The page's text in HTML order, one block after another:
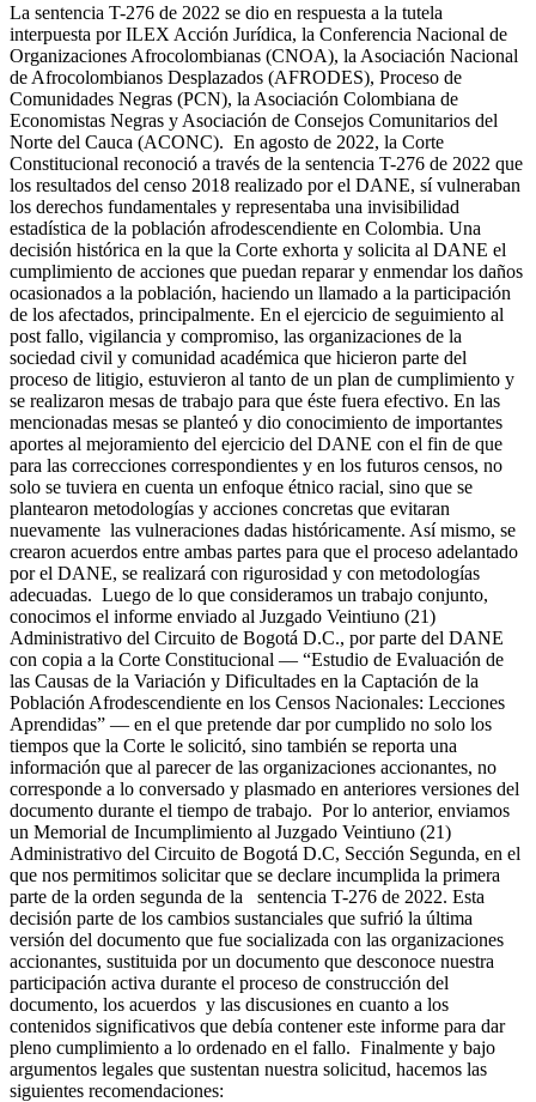
La sentencia T-276 de 2022 se dio en respuesta a la tutela
interpuesta por ILEX Acción Jurídica, la Conferencia Nacional de
Organizaciones Afrocolombianas (CNOA), la Asociación Nacional
de Afrocolombianos Desplazados (AFRODES), Proceso de
Comunidades Negras (PCN), la Asociación Colombiana de
Economistas Negras y Asociación de Consejos Comunitarios del
Norte del Cauca (ACONC). En agosto de 2022, la Corte
Constitucional reconoció a través de la sentencia T-276 de 2022 que
los resultados del censo 2018 realizado por el DANE, sí vulneraban
los derechos fundamentales y representaba una invisibilidad
estadística de la población afrodescendiente en Colombia. Una
decisión histórica en la que la Corte exhorta y solicita al DANE el
cumplimiento de acciones que puedan reparar y enmendar los daños
ocasionados a la población, haciendo un llamado a la participación
de los afectados, principalmente. En el ejercicio de seguimiento al
post fallo, vigilancia y compromiso, las organizaciones de la
sociedad civil y comunidad académica que hicieron parte del
proceso de litigio, estuvieron al tanto de un plan de cumplimiento y
se realizaron mesas de trabajo para que éste fuera efectivo. En las
mencionadas mesas se planteó y dio conocimiento de importantes
aportes al mejoramiento del ejercicio del DANE con el fin de que
para las correcciones correspondientes y en los futuros censos, no
solo se tuviera en cuenta un enfoque étnico racial, sino que se
plantearon metodologías y acciones concretas que evitaran
nuevamente las vulneraciones dadas históricamente. Así mismo, se
crearon acuerdos entre ambas partes para que el proceso adelantado
por el DANE, se realizará con rigurosidad y con metodologías
adecuadas. Luego de lo que consideramos un trabajo conjunto,
conocimos el informe enviado al Juzgado Veintiuno (21)
Administrativo del Circuito de Bogotá D.C., por parte del DANE
con copia a la Corte Constitucional — “Estudio de Evaluación de
las Causas de la Variación y Dificultades en la Captación de la
Población Afrodescendiente en los Censos Nacionales: Lecciones
Aprendidas” — en el que pretende dar por cumplido no solo los
tiempos que la Corte le solicitó, sino también se reporta una
información que al parecer de las organizaciones accionantes, no
corresponde a lo conversado y plasmado en anteriores versiones del
documento durante el tiempo de trabajo. Por lo anterior, enviamos
un Memorial de Incumplimiento al Juzgado Veintiuno (21)
Administrativo del Circuito de Bogotá D.C, Sección Segunda, en el
que nos permitimos solicitar que se declare incumplida la primera
parte de la orden segunda de la sentencia T-276 de 2022. Esta
decisión parte de los cambios sustanciales que sufrió la última
versión del documento que fue socializada con las organizaciones
accionantes, sustituida por un documento que desconoce nuestra
participación activa durante el proceso de construcción del
documento, los acuerdos y las discusiones en cuanto a los
contenidos significativos que debía contener este informe para dar
pleno cumplimiento a lo ordenado en el fallo. Finalmente y bajo
argumentos legales que sustentan nuestra solicitud, hacemos las
siguientes recomendaciones: